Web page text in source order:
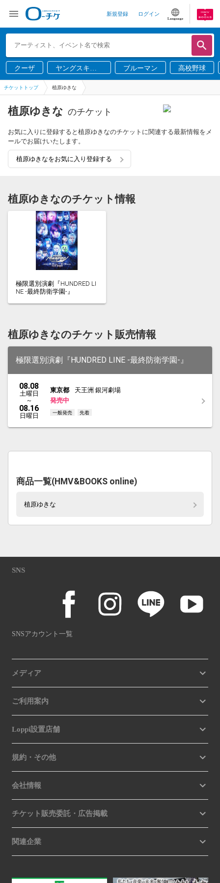
新規登録 ログイン
Language
クーザ
ヤングスキニ
ー
ブルーマン 高校野球
チケットトップ 植原ゆきな
植原ゆきな のチケット
お気に入りに登録すると植原ゆきなのチケットに関連する最新情報をメ
ールでお届けいたします。
植原ゆきなをお気に入り登録する
植原ゆきなのチケット情報
極限選別演劇『HUNDRED LI
NE -最終防衛学園-』
植原ゆきなのチケット販売情報
極限選別演劇『HUNDRED LINE -最終防衛学園-』
08.08
土曜日
～
08.16
日曜日
東京都
天王洲 銀河劇場
発売中
一般発売 先着
商品一覧(HMV&BOOKS online)
植原ゆきな
SNS
SNSアカウント一覧
メディア
ご利用案内
Loppi設置店舗
規約・その他
会社情報
チケット販売委託・広告掲載
関連企業